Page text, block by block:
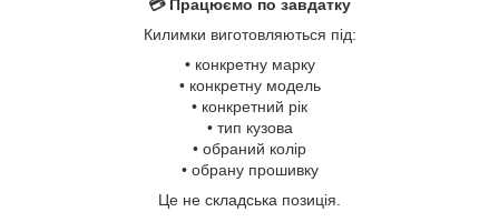
💳 Працюємо по завдатку
Килимки виготовляються під:
• конкретну марку
• конкретну модель
• конкретний рік
• тип кузова
• обраний колір
• обрану прошивку
Це не складська позиція.